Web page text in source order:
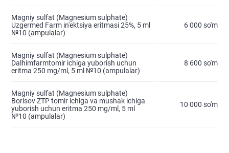
Magniy sulfat (Magnesium sulphate)
Uzgermed Farm in'ektsiya eritmasi 25%, 5 ml
№10 (ampulalar)
6 000 so'm
Magniy sulfat (Magnesium sulphate)
Dalhimfarmtomir ichiga yuborish uchun
eritma 250 mg/ml, 5 ml №10 (ampulalar)
8 600 so'm
Magniy sulfat (Magnesium sulphate)
Borisov ZTP tomir ichiga va mushak ichiga
yuborish uchun eritma 250 mg/ml, 5 ml
№10 (ampulalar)
10 000 so'm